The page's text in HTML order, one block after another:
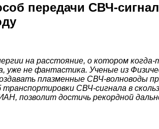
передачи СВЧ-
на расстояние, о котором когда-
уже не фантастика. Ученые из
плазменные СВЧ-волноводы
транспортировки СВЧ-сигнала в
позволит достичь рекордной